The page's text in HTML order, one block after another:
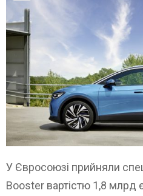
У Євросоюзі прийняли
Booster вартістю 1,8 млрд